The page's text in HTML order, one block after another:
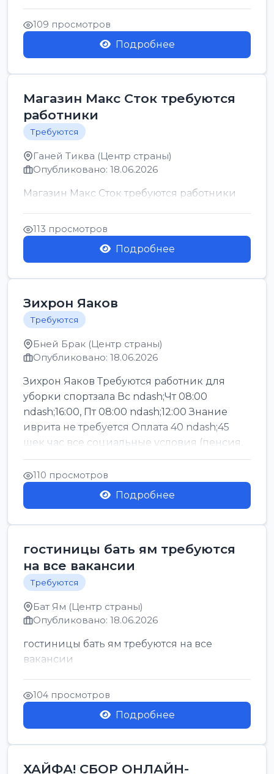
позицию возможна дом...
109 просмотров
Подробнее
Магазин Макс Сток требуются
работники
Требуются
Ганей Тиква (Центр страны)
Опубликовано: 18.06.2026
Магазин Макс Сток требуются работники
113 просмотров
Подробнее
Зихрон Яаков
Требуются
Бней Брак (Центр страны)
Опубликовано: 18.06.2026
Зихрон Яаков Требуются работник для
уборки спортзала Вс ndash;Чт 08:00
ndash;16:00, Пт 08:00 ndash;12:00 Знание
иврита не требуется Оплата 40 ndash;45
шек час все социальные условия (пенсия,
керен ишт...
110 просмотров
Подробнее
гостиницы бать ям требуются
на все вакансии
Требуются
Бат Ям (Центр страны)
Опубликовано: 18.06.2026
гостиницы бать ям требуются на все
вакансии
104 просмотров
Подробнее
ХАЙФА! СБОР ОНЛАЙН-